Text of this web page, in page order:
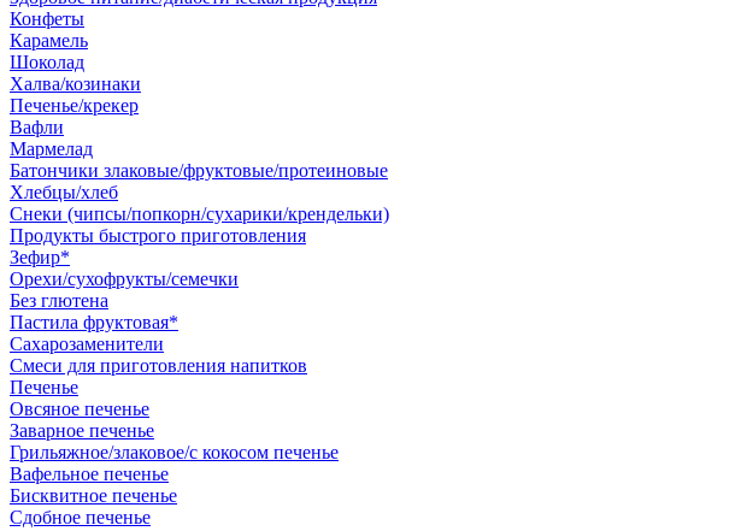
Конфеты
Карамель
Шоколад
Халва/козинаки
Печенье/крекер
Вафли
Мармелад
Батончики злаковые/фруктовые/протеиновые
Хлебцы/хлеб
Снеки (чипсы/попкорн/сухарики/крендельки)
Продукты быстрого приготовления
Зефир*
Орехи/сухофрукты/семечки
Без глютена
Пастила фруктовая*
Сахарозаменители
Смеси для приготовления напитков
Печенье
Овсяное печенье
Заварное печенье
Грильяжное/злаковое/с кокосом печенье
Вафельное печенье
Бисквитное печенье
Сдобное печенье